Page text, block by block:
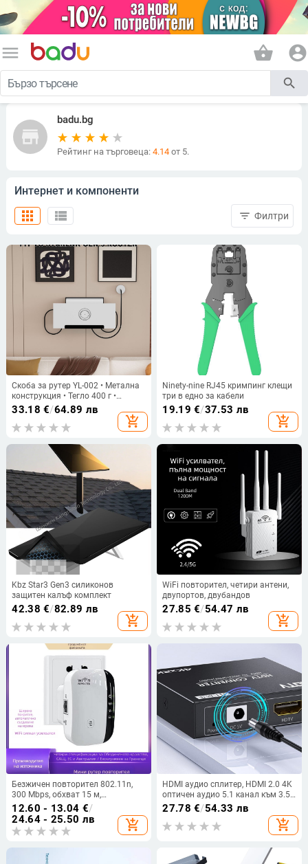
menu shopping_basket account_circle
search
store
badu.bg
Рейтинг на търговеца: 4.14от 5.
Интернет и компоненти
view_list
apps filter_list Филтри
Скоба за рутер YL-002 • Метална
конструкция • Тегло 400 г •
Пускане през 2025 г.
33.18 €/64.89 лв
add_shopping_cart
Ninety-nine RJ45 кримпинг клещи
три в едно за кабели
19.19 €/37.53 лв
add_shopping_cart
Kbz Star3 Gen3 силиконов
защитен калъф комплект
42.38 €/82.89 лв
add_shopping_cart
WiFi повторител, четири антени,
двупортов, двубандов
27.85 €/54.47 лв
add_shopping_cart
Безжичен повторител 802.11n,
300 Mbps, обхват 15 м,
захранване 110–220 V,
мълниезащита
12.60 - 13.04 €/
24.64 - 25.50 лв
add_shopping_cart
HDMI аудио сплитер, HDMI 2.0 4K
оптичен аудио 5.1 канал към 3.5
мм аудио декодер за свързване
към високоговорители.
27.78 €/54.33 лв
add_shopping_cart